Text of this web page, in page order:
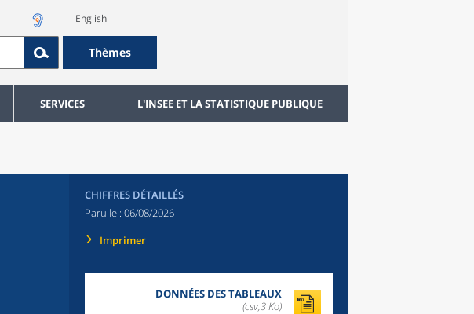
English
Thèmes
SERVICES L'INSEE ET LA STATISTIQUE PUBLIQUE
CHIFFRES DÉTAILLÉS
Paru le : 06/08/2026
Imprimer
DONNÉES DES TABLEAUX
(csv,3 Ko)